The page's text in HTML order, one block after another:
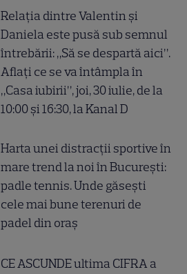
Relația dintre Valentin și
Daniela este pusă sub semnul
întrebării: „Să se despartă aici”.
Aflați ce se va întâmpla în
„Casa iubirii”, joi, 30 iulie, de la
10:00 și 16:30, la Kanal D
Harta unei distracții sportive în
mare trend la noi în București:
padle tennis. Unde găsești
cele mai bune terenuri de
padel din oraș
CE ASCUNDE ultima CIFRA a